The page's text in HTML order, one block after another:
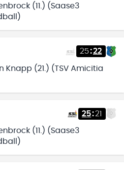
(11.) (Saase3
25:22
Knapp (21.) (TSV Amicitia
25:21
(11.) (Saase3